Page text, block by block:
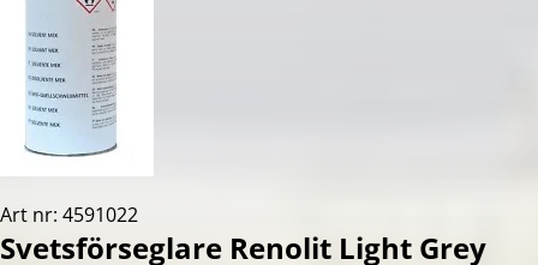
Art nr: 4591022
Svetsförseglare Renolit Light Grey